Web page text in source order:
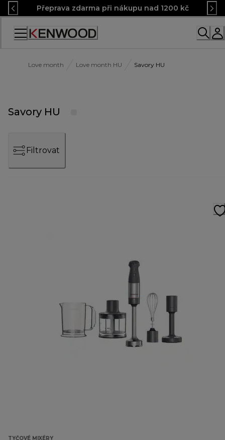
Skip
to
Content
Přeprava zdarma při nákupu nad 1200 kč
Accessibility
Love month Love month HU Savory HU
Savory HU
Filtrovat
TYČOVÉ MIXÉRY